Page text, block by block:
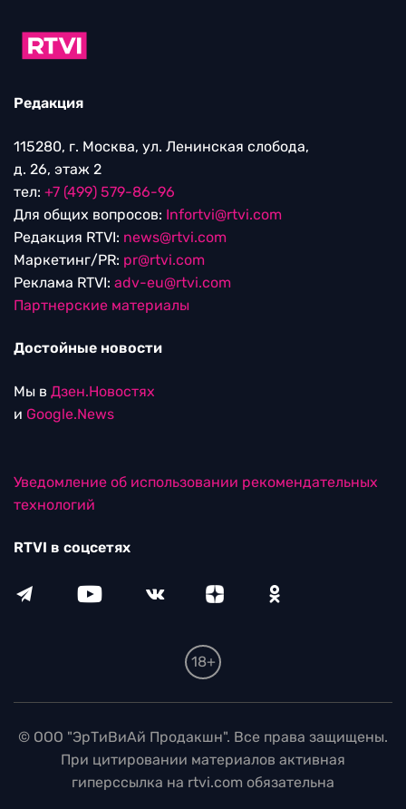
Редакция
115280, г. Москва, ул. Ленинская слобода,
д. 26, этаж 2
тел: +7 (499) 579-86-96
Для общих вопросов: Infortvi@rtvi.com
Редакция RTVI: news@rtvi.com
Маркетинг/PR: pr@rtvi.com
Реклама RTVI: adv-eu@rtvi.com
Партнерские материалы
Достойные новости
Мы в Дзен.Новостях
и Google.News
Уведомление об использовании рекомендательных
технологий
RTVI в соцсетях
18+
© ООО "ЭрТиВиАй Продакшн". Все права защищены.
При цитировании материалов активная
гиперссылка на rtvi.com обязательна